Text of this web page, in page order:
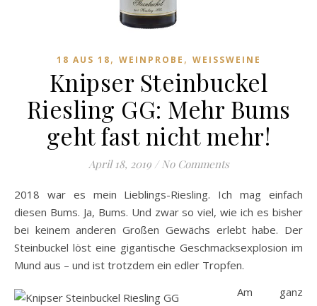
18 AUS 18, WEINPROBE , WEISSWEINE
Knipser Steinbuckel
Riesling GG: Mehr Bums
geht fast nicht mehr!
April 18, 2019 / No Comments
2018 war es mein Lieblings-Riesling. Ich mag einfach
diesen Bums. Ja, Bums. Und zwar so viel, wie ich es bisher
bei keinem anderen Großen Gewächs erlebt habe. Der
Steinbuckel löst eine gigantische Geschmacksexplosion im
Mund aus – und ist trotzdem ein edler Tropfen.
Am ganz